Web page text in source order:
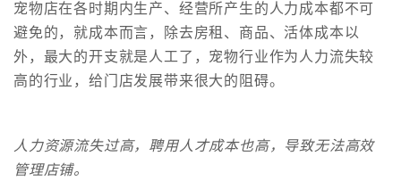
宠物店在各时期内生产、经营所产生的人力成本都不可
避免的，就成本而言，除去房租、商品、活体成本以
外，最大的开支就是人工了，宠物行业作为人力流失较
高的行业，给门店发展带来很大的阻碍。
人力资源流失过高，聘用人才成本也高，导致无法高效
管理店铺。